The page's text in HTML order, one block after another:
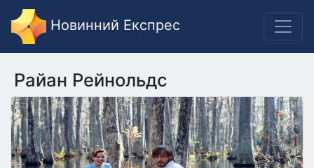
Новинний Експрес
Райан Рейнольдс